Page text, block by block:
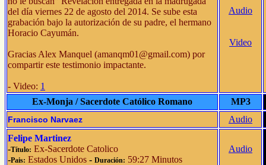
del día viernes 22 de agosto del 2014. Se sube esta
grabación bajo la autorización de su padre, el hermano
Horacio Cayumán.
Gracias Alex Manquel (amanqm01@gmail.com) por
compartir este testimonio impactante.
- Video: 1
Audio
Video
Ex-Monja / Sacerdote Católico Romano MP3
Francisco Narvaez
Audio
Felipe Martinez
-Título: Ex-Sacerdote Catolico
-Pais: Estados Unidos - Duración: 59:27 Minutos
Audio